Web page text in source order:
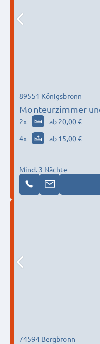
Monteurzimmer
Königsbronn
89551 Königsbronn
2x ab 20,00 €
4x ab 15,00 €
Mind. 3 Nächte
74594 Bergbronn